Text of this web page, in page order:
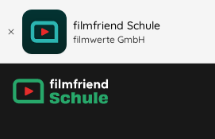
filmfriend Schule
filmwerte GmbH